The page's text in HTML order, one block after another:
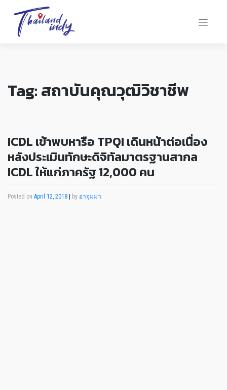
Tag:สถาบันคุณวุฒิวิชาชีพ
ICDL เข้าพบหารือ TPQI เดินหน้าต่อเนื่อง
หลังประเมินทักษะดิจิทัลมาตรฐานสากล
ICDL ให้แก่ภาครัฐ 12,000 คน
Posted on April 12, 2018 | by อาจุมม่า